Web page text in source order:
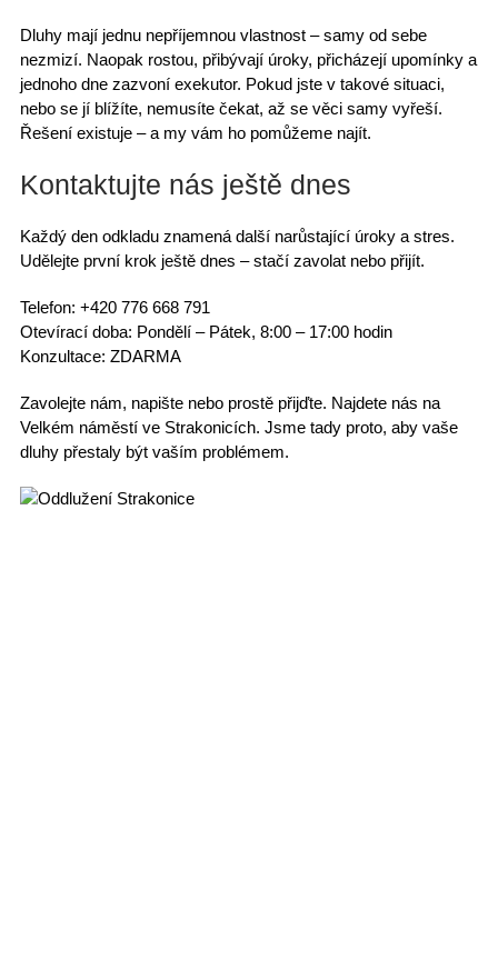
Dluhy mají jednu nepříjemnou vlastnost – samy od sebe
nezmizí. Naopak rostou, přibývají úroky, přicházejí upomínkya
jednoho dne zazvoní exekutor. Pokud jste v takové situaci,
nebo se jí blížíte, nemusíte čekat, až se věci samy vyřeší.
Řešení existuje– a my vám ho pomůžeme najít.
Kontaktujte nás ještě dnes
Každý den odkladu znamená další narůstající úroky a stres.
Udělejte první krok ještě dnes – stačí zavolat nebo přijít.
Telefon: +420 776 668 791
Otevírací doba: Pondělí – Pátek, 8:00 – 17:00 hodin
Konzultace: ZDARMA
Zavolejte nám, napište nebo prostě přijďte. Najdete nás na
Velkém náměstí ve Strakonicích. Jsme tady proto, aby vaše
dluhy přestaly být vaším problémem.